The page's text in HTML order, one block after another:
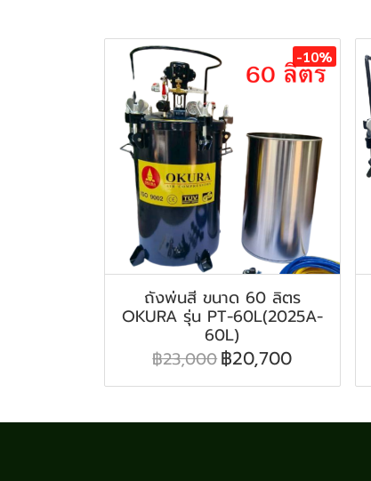
-10%
ถังพ่นสี ขนาด 60 ลิตร
OKURA รุ่น PT-60L(2025A-
60L)
฿23,000฿20,700